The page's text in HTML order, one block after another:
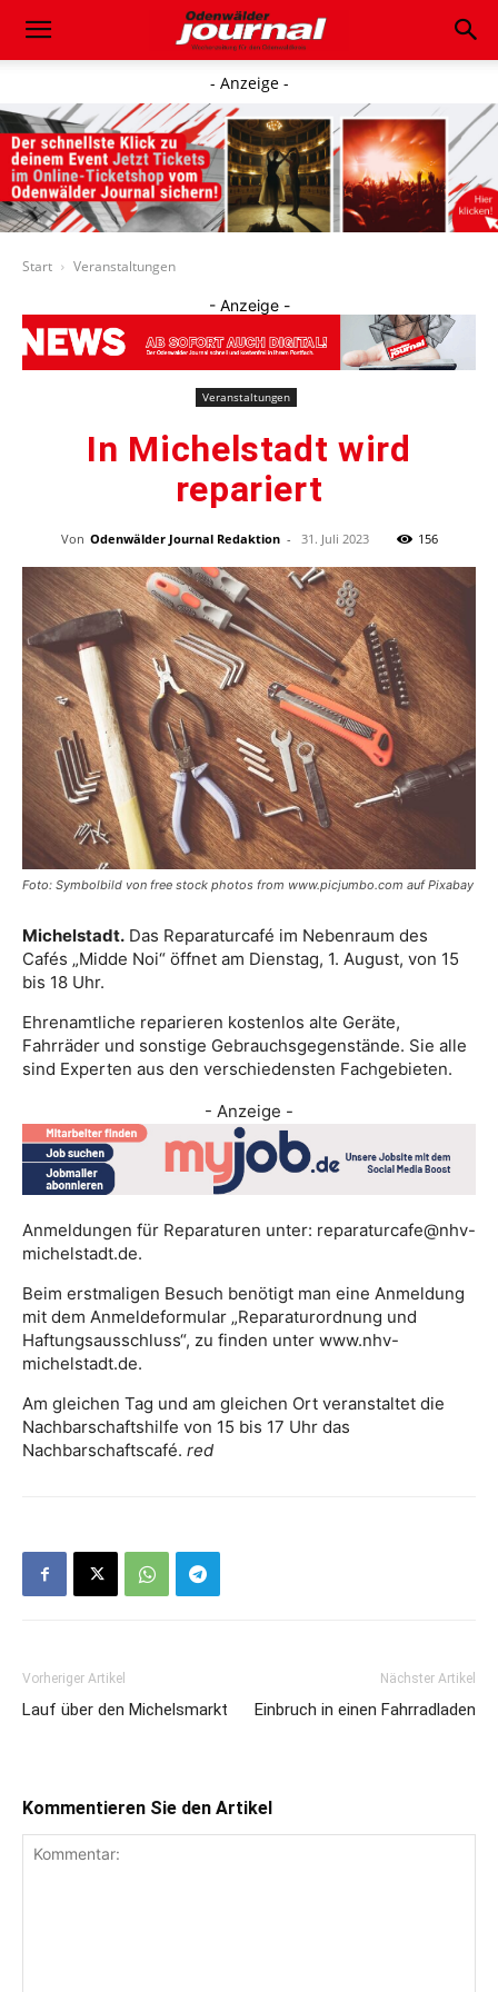
- Anzeige -
Start Veranstaltungen
- Anzeige -
Veranstaltungen
In Michelstadt wird
repariert
Von Odenwälder Journal Redaktion - 31. Juli 2023 156
Foto: Symbolbild von free stock photos from www.picjumbo.com auf Pixabay
Michelstadt. Das Reparaturcafé im Nebenraum des
Cafés „Midde Noi“ öffnet am Dienstag, 1. August, von 15
bis 18 Uhr.
Ehrenamtliche reparieren kostenlos alte Geräte,
Fahrräder und sonstige Gebrauchsgegenstände. Sie alle
sind Experten aus den verschiedensten Fachgebieten.
- Anzeige -
Anmeldungen für Reparaturen unter: reparaturcafe@nhv-
michelstadt.de.
Beim erstmaligen Besuch benötigt man eine Anmeldung
mit dem Anmeldeformular „Reparaturordnung und
Haftungsausschluss“, zu finden unter www.nhv-
michelstadt.de.
Am gleichen Tag und am gleichen Ort veranstaltet die
Nachbarschaftshilfe von 15 bis 17 Uhr das
Nachbarschaftscafé. red
Vorheriger Artikel
Lauf über den Michelsmarkt
Nächster Artikel
Einbruch in einen Fahrradladen
Kommentieren Sie den Artikel